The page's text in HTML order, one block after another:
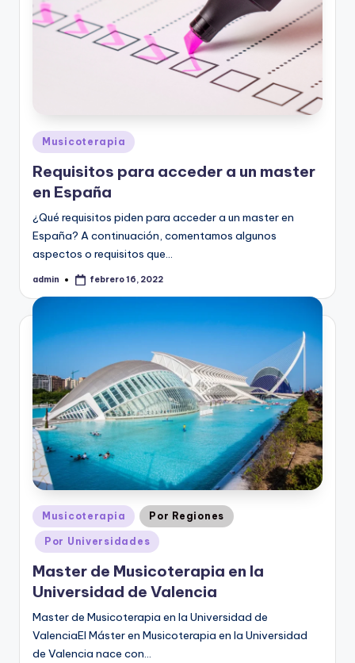
Publicado
en
Musicoterapia
Requisitos para acceder a un master
en España
¿Qué requisitos piden para acceder a un master en
España? A continuación, comentamos algunos
aspectos o requisitos que…
Publicado
admin febrero 16, 2022
Publicado
en
Musicoterapia Por Regiones
Por Universidades
Master de Musicoterapia en la
Universidad de Valencia
Master de Musicoterapia en la Universidad de
ValenciaEl Máster en Musicoterapia en la Universidad
de Valencia nace con…